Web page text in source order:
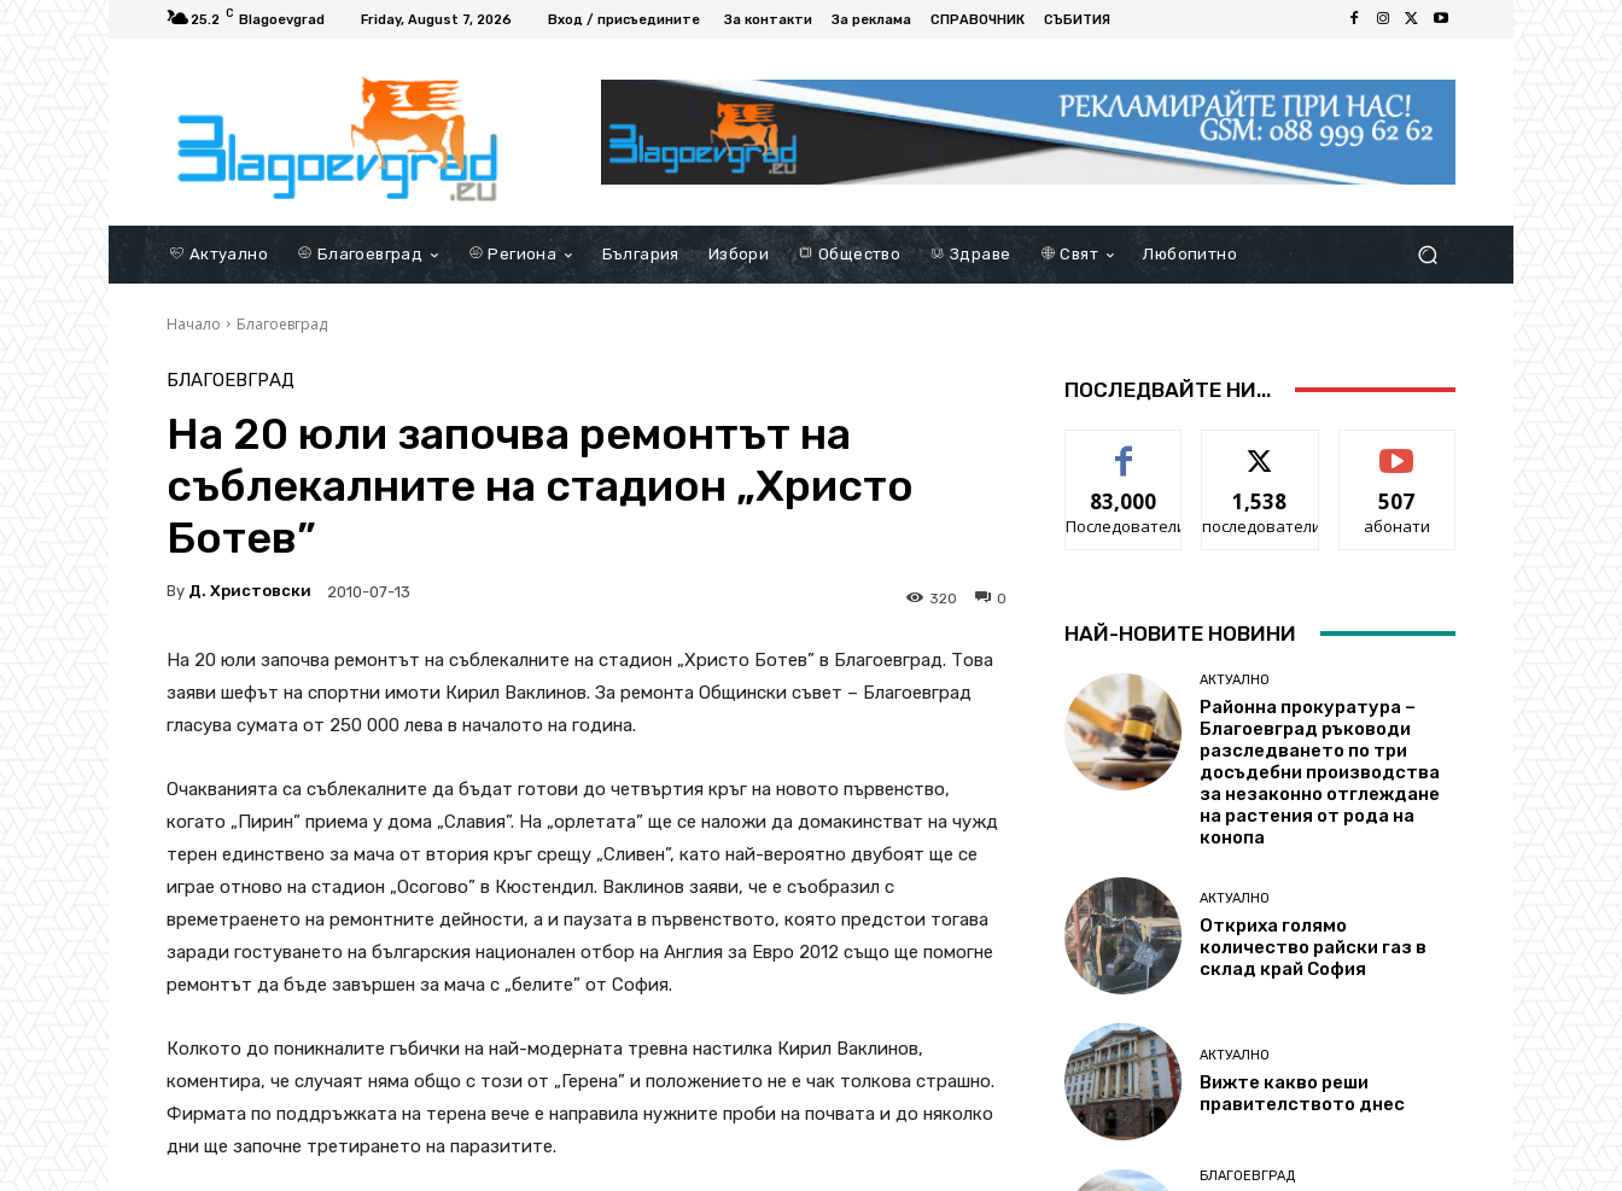
25.2 C Blagoevgrad Friday, August 7, 2026 Вход / присъедините За контакти За реклама СПРАВОЧНИК СЪБИТИЯ
Актуално Благоевград Региона България Избори Общество Здраве Свят Любопитно
Начало Благоевград
БЛАГОЕВГРАД
На 20 юли започва ремонтът на
съблекалните на стадион „Христо
Ботев”
By Д. Христовски 2010-07-13 0
320
На 20 юли започва ремонтът на съблекалните на стадион „Христо Ботев” в Благоевград. Това
заяви шефът на спортни имоти Кирил Ваклинов. За ремонта Общински съвет – Благоевград
гласува сумата от 250 000 лева в началото на година.
Очакванията са съблекалните да бъдат готови до четвъртия кръг на новото първенство,
когато „Пирин” приема у дома „Славия”. На „орлетата” ще се наложи да домакинстват на чужд
терен единствено за мача от втория кръг срещу „Сливен”, като най-вероятно двубоят ще се
играе отново на стадион „Осогово” в Кюстендил. Ваклинов заяви, че е съобразил с
времетраенето на ремонтните дейности, а и паузата в първенството, която предстои тогава
заради гостуването на българския национален отбор на Англия за Евро 2012 също ще помогне
ремонтът да бъде завършен за мача с „белите” от София.
Колкото до поникналите гъбички на най-модерната тревна настилка Кирил Ваклинов,
коментира, че случаят няма общо с този от „Герена” и положението не е чак толкова страшно.
Фирмата по поддръжката на терена вече е направила нужните проби на почвата и до няколко
дни ще започне третирането на паразитите.
ПОСЛЕДВАЙТЕ НИ...
83,000
Последователи
1,538
последователи
507
абонати
НАЙ-НОВИТЕ НОВИНИ
АКТУАЛНО
Районна прокуратура –
Благоевград ръководи
разследването по три
досъдебни производства
за незаконно отглеждане
на растения от рода на
конопа
АКТУАЛНО
Откриха голямо
количество райски газ в
склад край София
АКТУАЛНО
Вижте какво реши
правителството днес
БЛАГОЕВГРАД